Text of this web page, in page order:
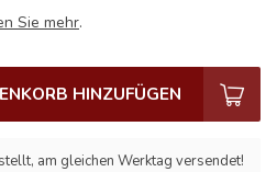
Sie mehr.
HINZUFÜGEN
am gleichen Werktag versendet!